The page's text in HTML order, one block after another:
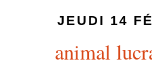
JEUDI 14
animal